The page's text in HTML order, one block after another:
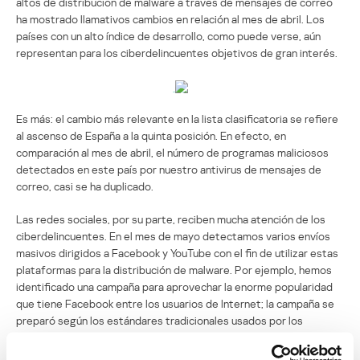
ha mostrado llamativos cambios en relación al mes de abril. Los
países con un alto índice de desarrollo, como puede verse, aún
representan para los ciberdelincuentes objetivos de gran interés.
Es más: el cambio más relevante en la lista clasificatoria se refiere
al ascenso de España a la quinta posición. En efecto, en
comparación al mes de abril, el número de programas maliciosos
detectados en este país por nuestro antivirus de mensajes de
correo, casi se ha duplicado.
Las redes sociales, por su parte, reciben mucha atención de los
ciberdelincuentes. En el mes de mayo detectamos varios envíos
masivos dirigidos a Facebook y YouTube con el fin de utilizar estas
plataformas para la distribución de malware. Por ejemplo, hemos
identificado una campaña para aprovechar la enorme popularidad
que tiene Facebook entre los usuarios de Internet; la campaña se
preparó según los estándares tradicionales usados por los
destinatario del mensaje, aparentemente enviado por los